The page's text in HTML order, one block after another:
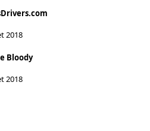
2018
Bloody
2018